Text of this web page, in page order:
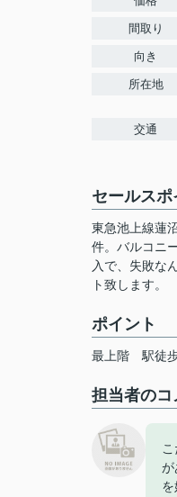
間取り
向き
所在地
交通
セールスポ
東急池上線蓮
件。バルコニ
入で、失敗な
ト致します。
ポイント
最上階 駅徒
担当者のコ
が